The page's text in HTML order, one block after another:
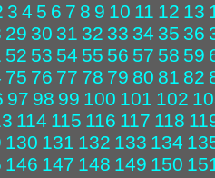
3 4 5 6 7 8 9 10 11 12 13
29 30 31 32 33 34 35 36
52 53 54 55 56 57 58 59
75 76 77 78 79 80 81 82
97 98 99 100 101 102
114 115 116 117 118
130 131 132 133 134
146 147 148 149 150